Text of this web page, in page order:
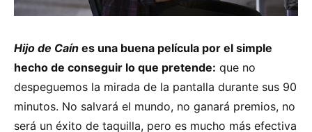
Hijo de Caín es una buena película por el simple
hecho de conseguir lo que pretende: que no
despeguemos la mirada de la pantalla durante sus 90
minutos. No salvará el mundo, no ganará premios, no
será un éxito de taquilla, pero es mucho más efectiva